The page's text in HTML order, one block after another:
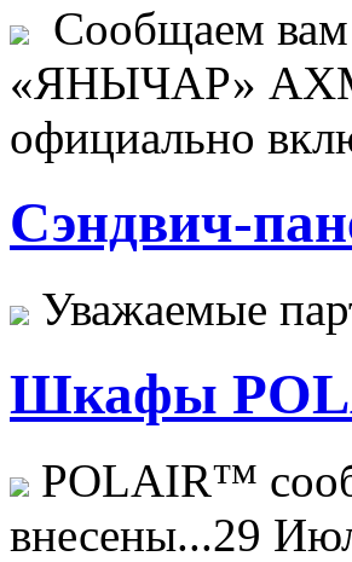
Сообщаем вам
«ЯНЫЧАР»
официально
Сэндвич-
Уважаемые
Шкафы
POLAIR™
внесены...29